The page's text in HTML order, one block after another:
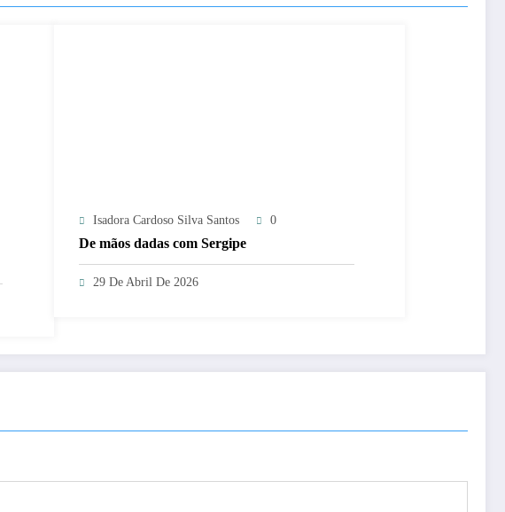
Isadora Cardoso Silva Santos 0
De mãos dadas com Sergipe
29 De Abril De 2026